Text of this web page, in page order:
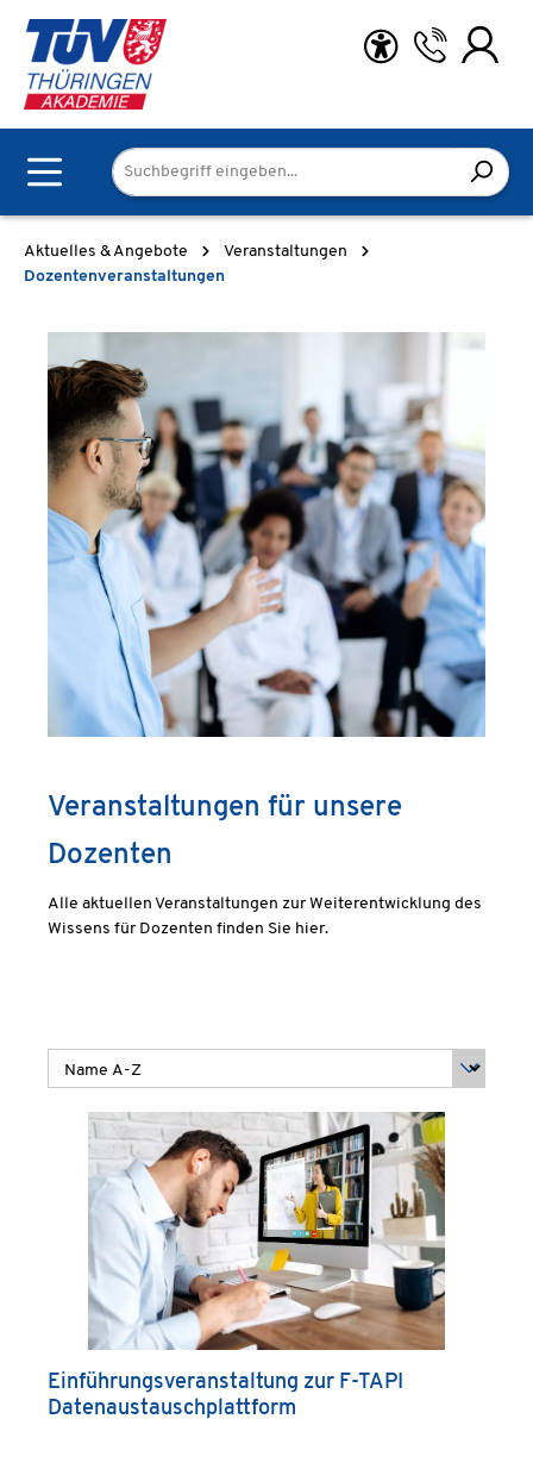
Zum Hauptinhalt springen
Aktuelles & Angebote
Veranstaltungen
Dozentenveranstaltungen
Veranstaltungen für unsere
Dozenten
Alle aktuellen Veranstaltungen zur Weiterentwicklung des
Wissens für Dozenten finden Sie hier.
Einführungsveranstaltung zur F-TAPI
Datenaustauschplattform